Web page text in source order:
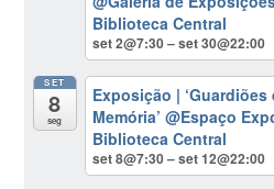
Biblioteca Central
set 2@7:30 – set 30@22:00
SET
8
seg
Exposição | ‘Guardiões
Memória’@Espaço
Biblioteca Central
set 8@7:30 – set 12@22:00